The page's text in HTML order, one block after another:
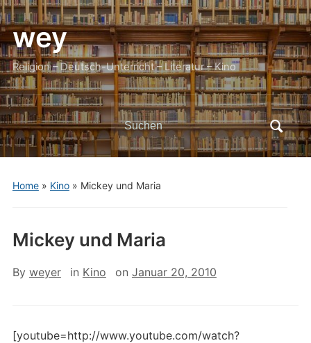
wey
Religion – Deutsch-Unterricht – Literatur – Kino
Search
for:
Home» Kino» Mickey und Maria
Mickey und Maria
By weyer in Kino on Januar 20, 2010
[youtube=http://www.youtube.com/watch?